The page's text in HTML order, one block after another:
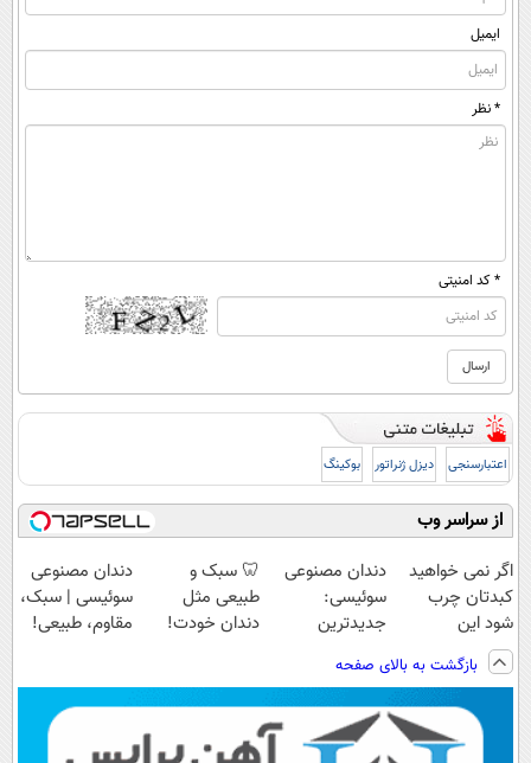
ایمیل
* نظر
* کد امنیتی
اعتبارسنجی دیزل ژنراتور بوکینگ
از سراسر وب
اگر نمی خواهید
کبدتان چرب
شود این
نوشیدنی خوش
طعم را بنوشید
دندان مصنوعی
سوئیسی:
جدیدترین
سبک و مقاوم |
پرداخت قسطی
🦷 سبک و
طبیعی مثل
دندان خودت!
💳 📍 تهران
دندان مصنوعی
سوئیسی | سبک،
مقاوم، طبیعی!
اقساطی😍
بازگشت به بالای صفحه